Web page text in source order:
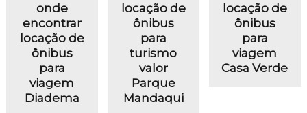
onde
encontrar
locação de
ônibus
para
viagem
Diadema
locação de
ônibus
para
turismo
valor
Parque
Mandaqui
locação de
ônibus
para
viagem
Casa Verde